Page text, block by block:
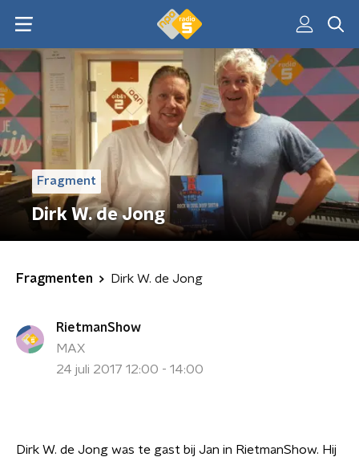
Fragment
Dirk W. de Jong
Fragmenten Dirk W. de Jong
RietmanShow
MAX
24 juli 2017 12:00 - 14:00
Dirk W. de Jong was te gast bij Jan in RietmanShow. Hij